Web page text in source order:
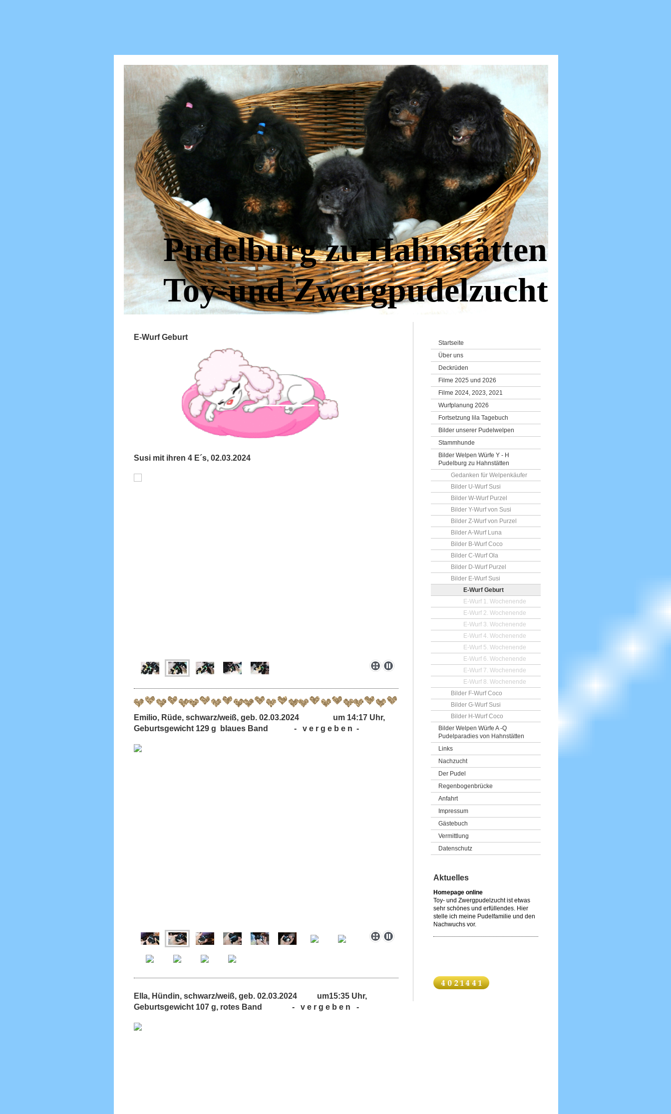
Pudelburg zu Hahnstätten
Toy-und Zwergpudelzucht
E-Wurf Geburt
Susi mit ihren 4 E´s, 02.03.2024
Emilio, Rüde, schwarz/weiß, geb. 02.03.2024 um 14:17 Uhr,
Geburtsgewicht 129 g blaues Band - v e r g e b e n -
Ella, Hündin, schwarz/weiß, geb. 02.03.2024 um15:35 Uhr,
Geburtsgewicht 107 g, rotes Band - v e r g e b e n -
Startseite
Über uns
Deckrüden
Filme 2025 und 2026
Filme 2024, 2023, 2021
Wurfplanung 2026
Fortsetzung lila Tagebuch
Bilder unserer Pudelwelpen
Stammhunde
Bilder Welpen Würfe Y - H
Pudelburg zu Hahnstätten
Gedanken für Welpenkäufer
Bilder U-Wurf Susi
Bilder W-Wurf Purzel
Bilder Y-Wurf von Susi
Bilder Z-Wurf von Purzel
Bilder A-Wurf Luna
Bilder B-Wurf Coco
Bilder C-Wurf Ola
Bilder D-Wurf Purzel
Bilder E-Wurf Susi
E-Wurf Geburt
E-Wurf 1. Wochenende
E-Wurf 2. Wochenende
E-Wurf 3. Wochenende
E-Wurf 4. Wochenende
E-Wurf 5. Wochenende
E-Wurf 6. Wochenende
E-Wurf 7. Wochenende
E-Wurf 8. Wochenende
Bilder F-Wurf Coco
Bilder G-Wurf Susi
Bilder H-Wurf Coco
Bilder Welpen Würfe A -Q
Pudelparadies von Hahnstätten
Links
Nachzucht
Der Pudel
Regenbogenbrücke
Anfahrt
Impressum
Gästebuch
Vermittlung
Datenschutz
Aktuelles
Homepage online
Toy- und Zwergpudelzucht ist etwas
sehr schönes und erfüllendes. Hier
stelle ich meine Pudelfamilie und den
Nachwuchs vor.